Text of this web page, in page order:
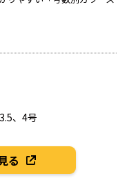
、4号
る